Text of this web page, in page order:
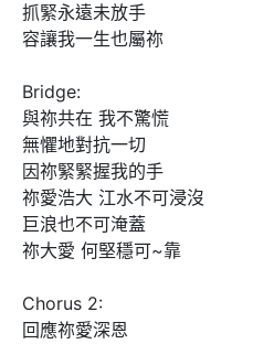
抓緊永遠未放手
容讓我一生也屬祢
Bridge:
與祢共在 我不驚慌
無懼地對抗一切
因祢緊緊握我的手
祢愛浩大 江水不可浸沒
巨浪也不可淹蓋
祢大愛 何堅穩可~靠
Chorus 2:
回應祢愛深恩